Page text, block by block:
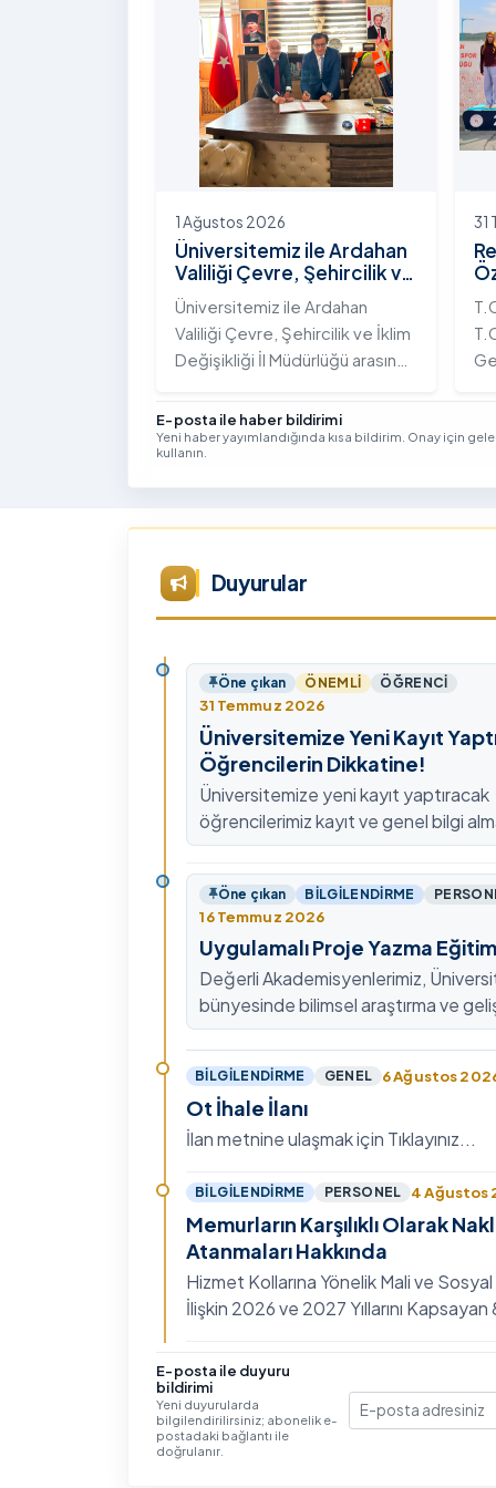
Yolunda Bilim Diplomasisi:
Akademi Lansmanı” programına
katıldı.
1 Ağustos 2026
Üniversitemiz ile Ardahan
Valiliği Çevre, Şehircilik ve
İklim Değişikliği İl
Müdürlüğü Arasında İş
Birliği Protokolü İmzalandı
Üniversitemiz ile Ardahan
Valiliği Çevre, Şehircilik ve İklim
Değişikliği İl Müdürlüğü arasında
güçlendirmek amacıyla
stratejik bir protokole imza
31
E-posta ile haber bildirimi
Yeni haber yayımlandığında kısa bildirim. Onay için
kullanın.
Duyurular
Öne çıkan ÖNEMLI ÖĞRENCI
31 Temmuz 2026
Üniversitemize Yeni Kayıt
Öğrencilerin Dikkatine!
Üniversitemize yeni kayıt yaptıracak
öğrencilerimiz kayıt ve genel bilgi
0478 211 75 75 Dahili: 1913 nolu
ulaşabilirsiniz.
Öne çıkan BILGILENDIRME
16 Temmuz 2026
Uygulamalı Proje Yazma
Değerli Akademisyenlerimiz,
bünyesinde bilimsel araştırma ve
kültürünü güçlendirmek, ulusal ve
fon mekanizmala…
BILGILENDIRME GENEL 6 Ağustos
Ot İhale İlanı
İlan metnine ulaşmak için Tıklayınız...
BILGILENDIRME PERSONEL 4 Ağustos
Memurların Karşılıklı Olarak
Atanmaları Hakkında
Hizmet Kollarına Yönelik Mali ve
İlişkin 2026 ve 2027 Yıllarını
Hizmet…
BILGILENDIRME
IV. Uluslararası İlişkiler
Ayrıntılı bilgi ve başvuru için Tıklayınız...
E-posta ile duyuru
bildirimi
Yeni duyurularda
bilgilendirilirsiniz; abonelik e-
postadaki bağlantı ile
doğrulanır.
E-posta